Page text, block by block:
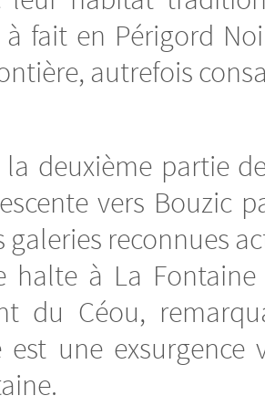
fait en Périgord
autrefois
deuxième partie
vers Bouzic
galeries reconnues
halte à La
du Céou,
est une